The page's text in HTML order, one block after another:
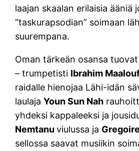
laajan skaalan erilaisia ääniä
“taskurapsodian” soimaan
suurempana.
Oman tärkeän osansa
– trumpetisti Ibrahim
raidalle hienojaa Lähi-idän
laulajaYoun Sun Nah
yhdeksi kappaleeksi ja
Nemtanuviulussa ja
sellossa saavat musiikin